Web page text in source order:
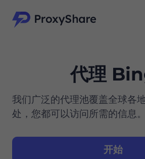
代理
我们广泛的代理池覆盖全球各
处，您都可以访问所需的信息。
开始